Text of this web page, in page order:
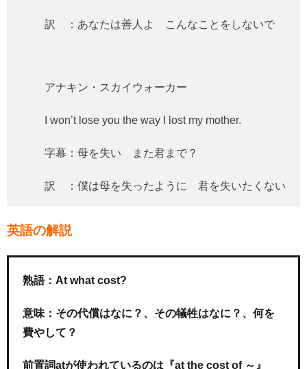
訳 ：あなたは善人よ こんなことをしないで
アナキン・スカイウォーカー
I won’t lose you the way I lost my mother.
字幕：母を失い また君まで？
訳 ：僕は母を失ったように 君を失いたくない
英語の解説
熟語：At what cost?
意味：その代償はなに？、その犠牲はなに？、何を
費やして？
前置詞atが使われているのは『at the cost of ～』